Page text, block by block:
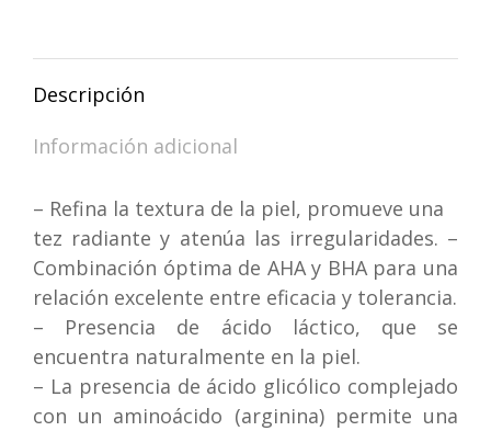
WhatsAppFacebook
X
Pinterest
Descripción
Información adicional
– Refina la textura de la piel, promueve una
tez radiante y atenúa las irregularidades. –
Combinación óptima de AHA y BHA para una
relación excelente entre eficacia y tolerancia.
– Presencia de ácido láctico, que se
encuentra naturalmente en la piel.
– La presencia de ácido glicólico complejado
con un aminoácido (arginina) permite una